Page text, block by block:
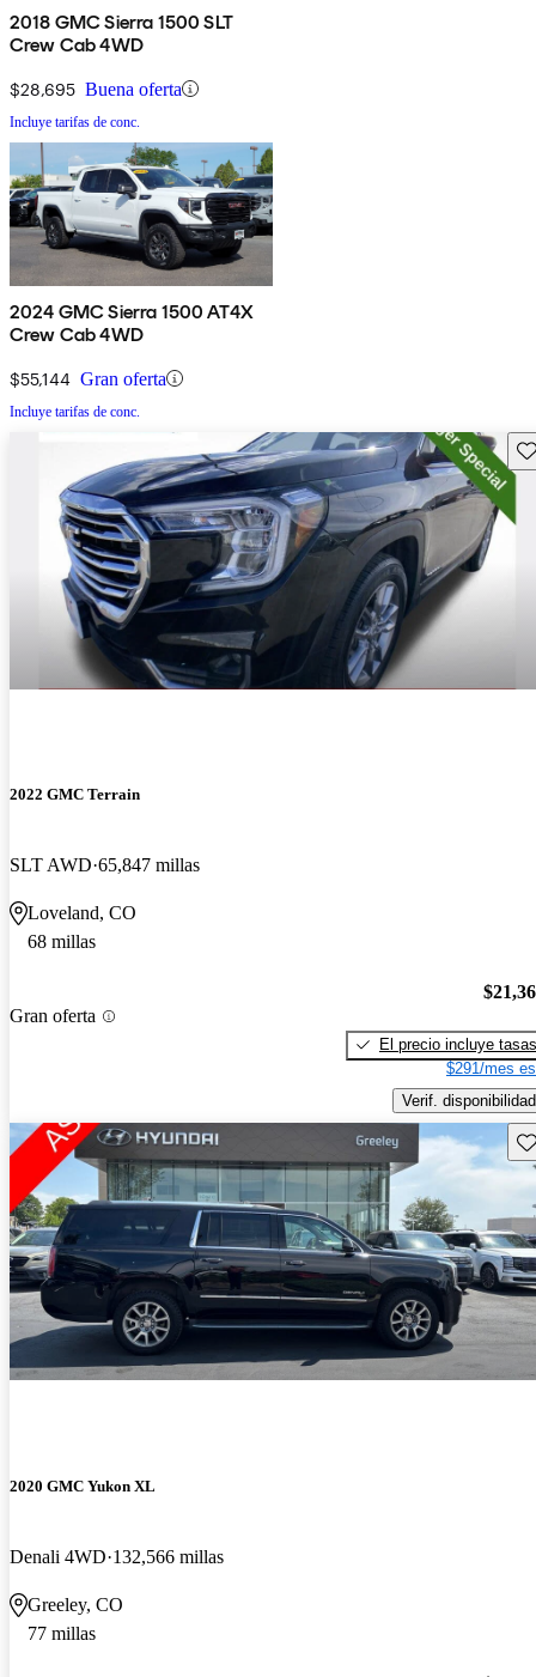
2018 GMC Sierra 1500 SLT
Crew Cab 4WD
$28,695 Buena oferta
Incluye tarifas de conc.
2024 GMC Sierra 1500 AT4X
Crew Cab 4WD
$55,144 Gran oferta
Incluye tarifas de conc.
2022 GMC Terrain
SLT AWD 65,847 millas
Loveland, CO
68 millas
Gran oferta
El precio incluye tasas
$291/mes
Verif. disponibilidad
2020 GMC Yukon XL
Denali 4WD 132,566 millas
Greeley, CO
77 millas